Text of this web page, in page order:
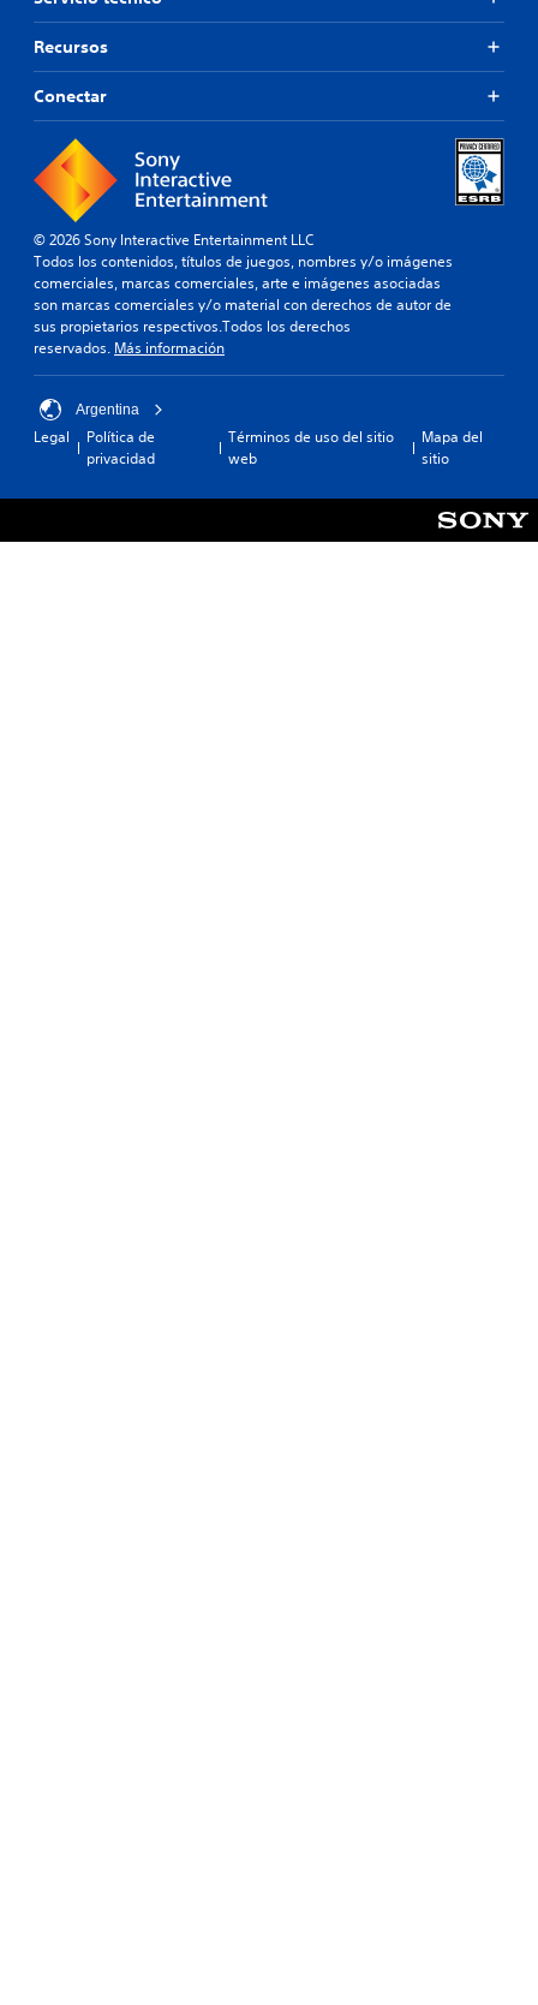
Recursos
Conectar
© 2026 Sony Interactive Entertainment LLC
Todos los contenidos, títulos de juegos, nombres y/o imágenes
comerciales, marcas comerciales, arte e imágenes asociadas
son marcas comerciales y/o material con derechos de autor de
sus propietarios respectivos.Todos los derechos
reservados. Más información
Argentina
Legal
Política de
privacidad
Términos de uso del sitio
web
Mapa del
sitio